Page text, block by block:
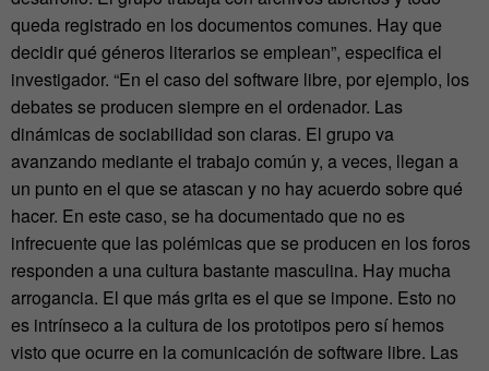
queda registrado en los documentos comunes. Hay que
decidir qué géneros literarios se emplean”, especifica el
investigador. “En el caso del software libre, por ejemplo, los
debates se producen siempre en el ordenador. Las
dinámicas de sociabilidad son claras. El grupo va
avanzando mediante el trabajo común y, a veces, llegan a
un punto en el que se atascan y no hay acuerdo sobre qué
hacer. En este caso, se ha documentado que no es
infrecuente que las polémicas que se producen en los foros
responden a una cultura bastante masculina. Hay mucha
arrogancia. El que más grita es el que se impone. Esto no
es intrínseco a la cultura de los prototipos pero sí hemos
visto que ocurre en la comunicación de software libre. Las